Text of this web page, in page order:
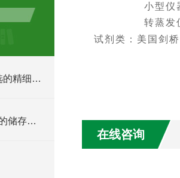
葡聚糖凝胶：分子筛选的精细艺术
葡聚糖凝胶17009002的储存与使用指南说明
小型仪
转蒸发
试剂类 ： 美国剑
在线咨询